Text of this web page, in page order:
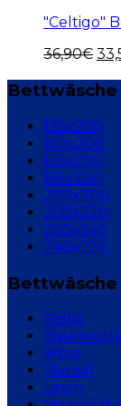
"Celtigo"
36,90€
Bettwäsche
135x200
140x200
155x200
155x220
200x200
200x220
220x240
240x220
Batist
Biber
Flanell
Linon